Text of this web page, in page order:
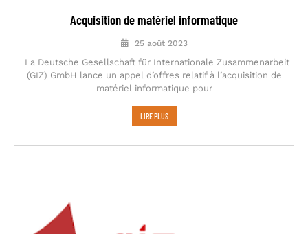
Acquisition de matériel informatique
25 août 2023
La Deutsche Gesellschaft für Internationale Zusammenarbeit
(GIZ) GmbH lance un appel d’offres relatif à l’acquisition de
matériel informatique pour
LIRE PLUS